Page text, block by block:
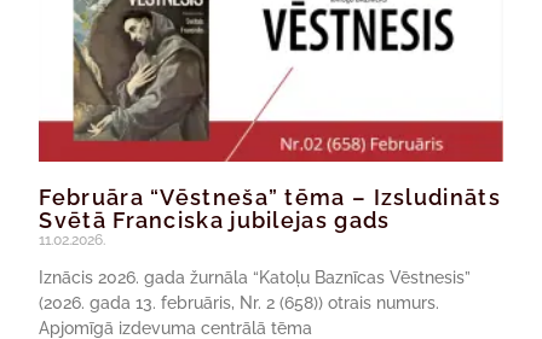
Februāra “Vēstneša” tēma – Izsludināts
Svētā Franciska jubilejas gads
11.02.2026.
Iznācis 2026. gada žurnāla “Katoļu Baznīcas Vēstnesis”
(2026. gada 13. februāris, Nr. 2 (658)) otrais numurs.
Apjomīgā izdevuma centrālā tēma